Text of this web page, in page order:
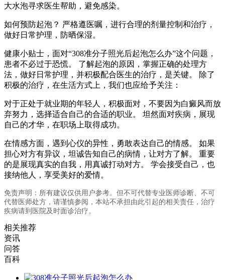
大水泡寻求医生帮助，避免感染。
如何预防起泡？ 严格遵医嘱，进行合理的剂量控制和治疗，
做好日常护理，防晒保湿。
健康小贴士，面对“308准分子照光后起泡怎么办”这个问题，
患者不必过于恐慌。 了解起泡的原因，掌握正确的处理方
法，做好日常护理，并积极配合医生的治疗，是关键。 除了
积极的治疗，在生活方式上，我们也应给予关注：
对于正处于就业期的年轻人，积极面对，不要因为白癜风而放
弃努力，选择适合自己的合适的职业。 坦然面对疾病，展现
自己的才华，在职场上取得成功。
在情感方面，遇到心仪的异性，勇敢表达自己的情感。 如果
担心对方有异议，坦诚告知自己的病情，让对方了解。 重要
的是展现真实的自我，用真诚打动对方。 学会接受自己，也
接纳他人，享受美好的爱情。
免责声明：所有建议仅供用户参考。但不可代替专业医师诊断、不可
代替医师处方，请谨慎参阅，本站不承担由此引起的相关责任，治疗
疾病请到医院及时面诊治疗。
相关推荐
资讯
问答
百科